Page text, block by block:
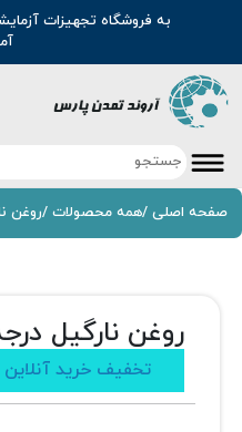
به فروشگاه تجهیزات
صفحه اصلی
موادشیمیایی
رنگ
مطالب
سوالات متداول
صفحه اصلی /همه محصولات /روغن
روغن نارگیل
تخفیف خرید آنلاین